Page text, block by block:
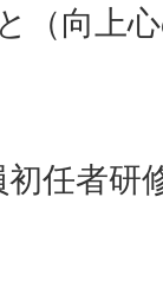
（向上
任者研